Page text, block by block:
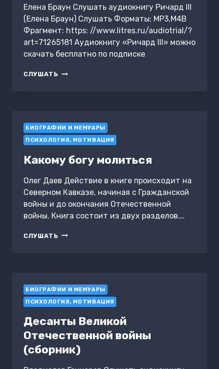
Елена Браун Слушать аудиокнигу Ричард III
(Елена Браун) Слушать Форматы: MP3,M4B
Фрагмент: https: //www.litres.ru/audiotrial/?
art=71265181 Аудиокнигу «Ричард III» можно
скачать бесплатно по подписке
СЛУШАТЬ РИЧАРД
БИОГРАФИИ И МЕМУАРЫ
ПСИХОЛОГИЯ, МОТИВАЦИЯ
Какому богу молиться
Олег Даев Действие в книге происходит на
Северном Кавказе, начиная с Гражданской
войны и до окончания Отечественной
войны. Книга состоит из двух разделов….
СЛУШАТЬ КАКОМУ
БИОГРАФИИ И МЕМУАРЫ
ПСИХОЛОГИЯ, МОТИВАЦИЯ
Десанты Великой
Отечественной войны
(сборник)